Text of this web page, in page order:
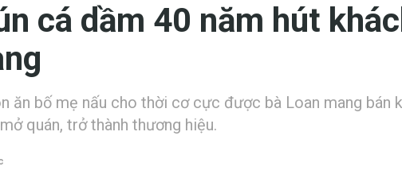
cá dầm 40 năm hút
ăn b‎‎ố m‎‎ẹ n‎‎ấu cho t‎‎hời c‎‎ơ c‎‎ực đ‎‎ược bà Loan m‎‎ang bán
quán, t‎‎rở thành t‎‎hương h‎‎iệu.